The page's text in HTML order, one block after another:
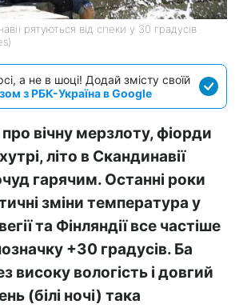
рятуються від спеки у 30 градусів
а не в шоці! Додай змісту своїй
з РБК-Україна в Google
вічну мерзлоту, фіорди
хутрі, літо в Скандинавії
гарячим. Останні роки
зміни температура у
та Фінляндії все частіше
+30 градусів. Ба
високу вологість і довгий
(білі ночі) така